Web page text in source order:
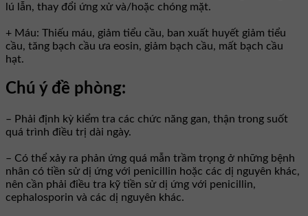
lú lẫn, thay đổi ứng xử và/hoặc chóng mặt.
+ Máu: Thiếu máu, giảm tiểu cầu, ban xuất huyết giảm tiểu
cầu, tăng bạch cầu ưa eosin, giảm bạch cầu, mất bạch cầu
hạt.
Chú ý đề phòng:
– Phải định kỳ kiểm tra các chức năng gan, thận trong suốt
quá trình điều trị dài ngày.
– Có thể xảy ra phản ứng quá mẫn trầm trọng ở những bệnh
nhân có tiền sử dị ứng với penicillin hoặc các dị nguyên khác,
nên cần phải điều tra kỹ tiền sử dị ứng với penicillin,
cephalosporin và các dị nguyên khác.